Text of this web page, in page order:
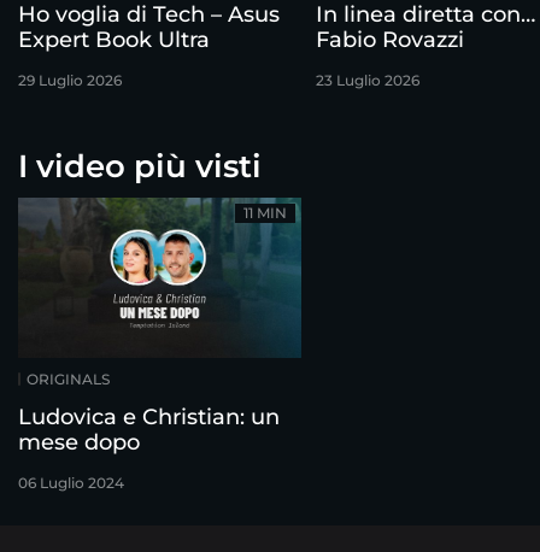
Ho voglia di Tech – Asus
Expert Book Ultra
29 Luglio 2026
In linea diretta con…
Fabio Rovazzi
23 Luglio 2026
I video più visti
ORIGINALS
Ludovica e Christian: un
mese dopo
06 Luglio 2024
11 MIN